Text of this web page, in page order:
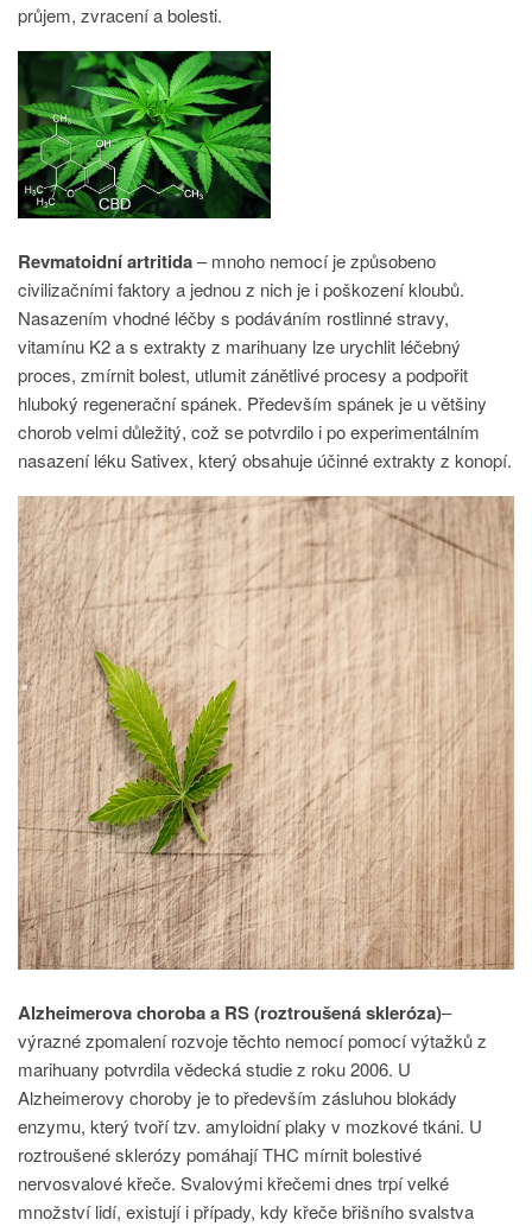
průjem, zvracení a bolesti.
Revmatoidní artritida– mnoho nemocí je způsobeno
civilizačními faktory a jednou z nich je i poškození kloubů.
Nasazením vhodné léčby s podáváním rostlinné stravy,
vitamínu K2 a s extrakty z marihuany lze urychlit léčebný
proces, zmírnit bolest, utlumit zánětlivé procesy a podpořit
hluboký regenerační spánek. Především spánek je u většiny
chorob velmi důležitý, což se potvrdilo i po experimentálním
nasazení léku Sativex, který obsahuje účinné extrakty z konopí.
Alzheimerova choroba a RS (roztroušená skleróza)–
výrazné zpomalení rozvoje těchto nemocí pomocí výtažků z
marihuany potvrdila vědecká studie z roku 2006. U
Alzheimerovy choroby je to především zásluhou blokády
enzymu, který tvoří tzv. amyloidní plaky v mozkové tkáni. U
roztroušené sklerózy pomáhají THC mírnit bolestivé
nervosvalové křeče. Svalovými křečemi dnes trpí velké
množství lidí, existují i případy, kdy křeče břišního svalstva